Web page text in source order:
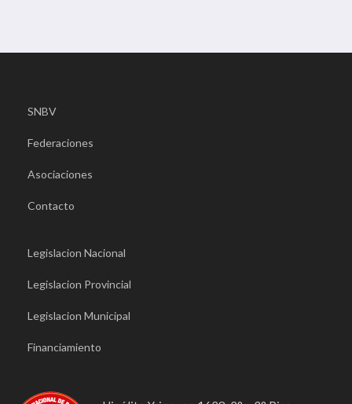
SNBV
Federaciones
Asociaciones
Contacto
Legislacion Nacional
Legislacion Provincial
Legislacion Municipal
Financiamiento